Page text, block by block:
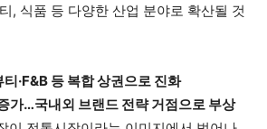
, 식품 등 다양한 산업 분야로 확산될 것
·F&B 등 복합 상권으로 진화
가…국내외 브랜드 전략 거점으로 부상